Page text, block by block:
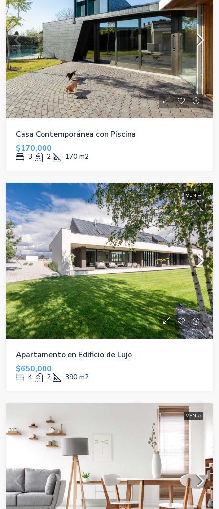
Casa Contemporánea con Piscina
$170,000
3 2 170 m2
VENTA
Apartamento en Edificio de Lujo
$650,000
4 2 390 m2
VENTA